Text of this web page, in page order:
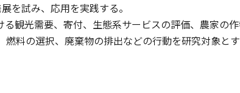
を試み、応用を実践する。
観光需要、寄付、生態系サービスの評価、農家の
料の選択、廃棄物の排出などの行動を研究対象とす